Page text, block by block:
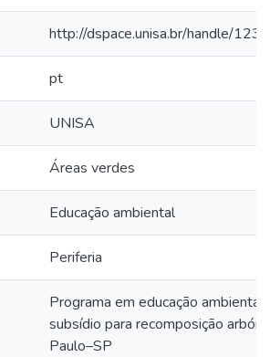
http://dspace.unisa.br/handle/
pt
UNISA
Áreas verdes
Educação ambiental
Periferia
Programa em educação ambiental
subsídio para recomposição
Paulo–SP